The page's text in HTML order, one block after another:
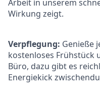
Arbeit in unserem
Wirkung zeigt.
Verpflegung: Genieße
kostenloses Frühstück
Büro, dazu gibt es
Energiekick